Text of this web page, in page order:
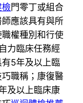
檢門零丁或組合
師應該具有與所
權種別和行使
力臨床任務經
5年及以上臨
職稱；康復醫
及以上臨床康